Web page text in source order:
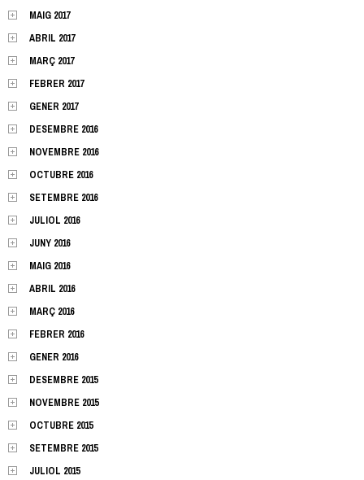
MAIG 2017
ABRIL 2017
MARÇ 2017
FEBRER 2017
GENER 2017
DESEMBRE 2016
NOVEMBRE 2016
OCTUBRE 2016
SETEMBRE 2016
JULIOL 2016
JUNY 2016
MAIG 2016
ABRIL 2016
MARÇ 2016
FEBRER 2016
GENER 2016
DESEMBRE 2015
NOVEMBRE 2015
OCTUBRE 2015
SETEMBRE 2015
JULIOL 2015